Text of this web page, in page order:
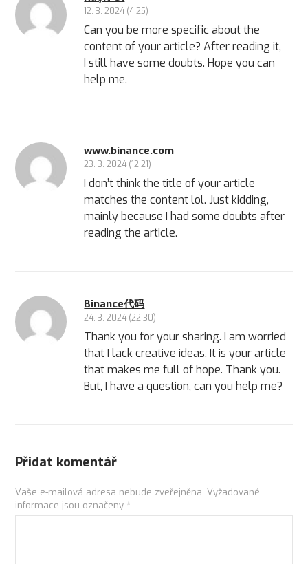
12. 3. 2024 (4:25)
Can you be more specific about the
content of your article? After reading it,
I still have some doubts. Hope you can
help me.
www.binance.com
23. 3. 2024 (12:21)
I don’t think the title of your article
matches the content lol. Just kidding,
mainly because I had some doubts after
reading the article.
Binance代码
24. 3. 2024 (22:30)
Thank you for your sharing. I am worried
that I lack creative ideas. It is your article
that makes me full of hope. Thank you.
But, I have a question, can you help me?
Přidat komentář
Vaše e-mailová adresa nebude zveřejněna. Vyžadované
informace jsou označeny*